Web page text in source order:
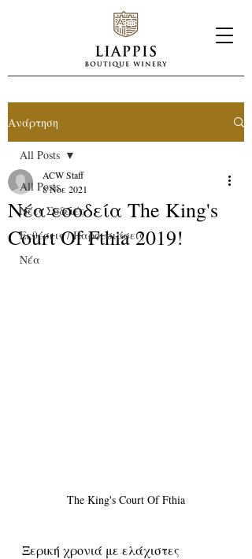
Ανάρτηση
All Posts
Νέες Σοδειές
Εκθέσεις / Παρουσιάσεις
Νέα
All Posts
Νέα εσοδεία The King's
Court Of Fthia 2019!
ACW Staff
8 Νοε 2021
The King's Court Of Fthia
Ξερική χρονιά με ελάχιστες